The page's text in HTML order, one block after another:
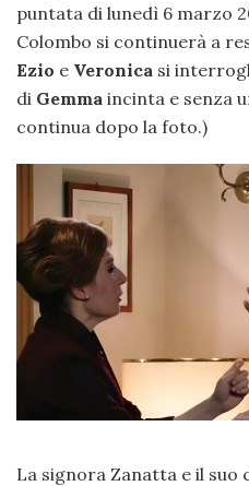
puntata di lunedì 6 marzo
Colombo si continuerà a
Ezio e Veronica si
di Gemma incinta e senza
continua dopo la foto.)
La signora Zanatta e il suo